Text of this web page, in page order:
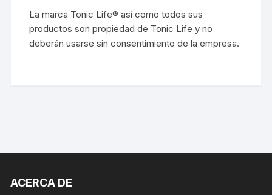
La marca Tonic Life® así como todos sus
productos son propiedad de Tonic Life y no
deberán usarse sin consentimiento de la empresa.
ACERCA DE